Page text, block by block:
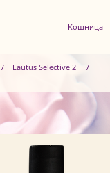
Кошница
Lautus Selective 2